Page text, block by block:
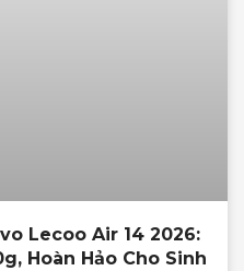
Lecoo Air 14 2026:
Hoàn Hảo Cho Sinh